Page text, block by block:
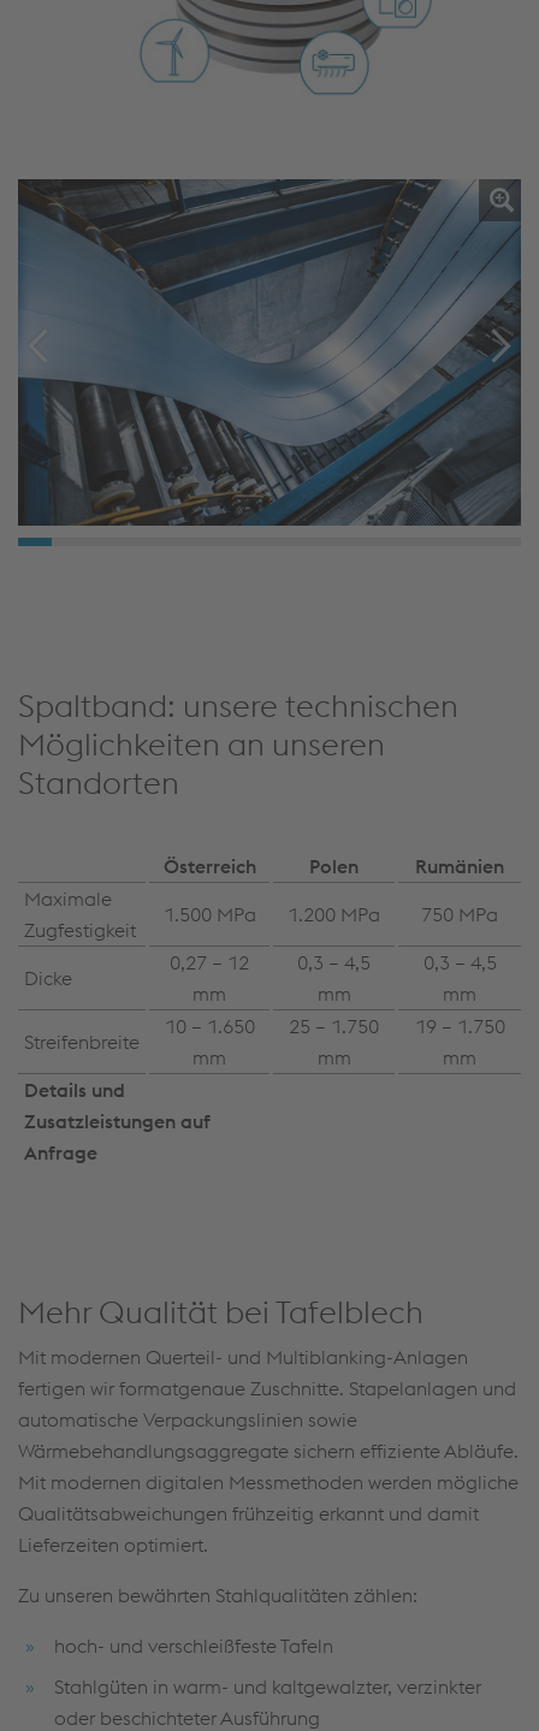
Spaltband: unsere technischen
Möglichkeiten an unseren
Standorten
Österreich Polen
Rumänien
Maximale
Zugfestigkeit
1.500 MPa 1.200 MPa 750 MPa
Dicke
0,27 – 12
mm
0,3 – 4,5
mm
0,3 – 4,5
mm
Streifenbreite
10 – 1.650
mm
25 – 1.750
mm
19 – 1.750
mm
Details und
Zusatzleistungen auf
Anfrage
Mehr Qualität bei Tafelblech
Mit modernen Querteil- und Multiblanking-Anlagen
fertigen wir formatgenaue Zuschnitte. Stapelanlagen und
automatische Verpackungslinien sowie
Wärmebehandlungsaggregate sichern effiziente Abläufe.
Mit modernen digitalen Messmethoden werden mögliche
Qualitätsabweichungen frühzeitig erkannt und damit
Lieferzeiten optimiert.
Zu unseren bewährten Stahlqualitäten zählen:
hoch- und verschleißfeste Tafeln
Stahlgüten in warm- und kaltgewalzter, verzinkter
oder beschichteter Ausführung